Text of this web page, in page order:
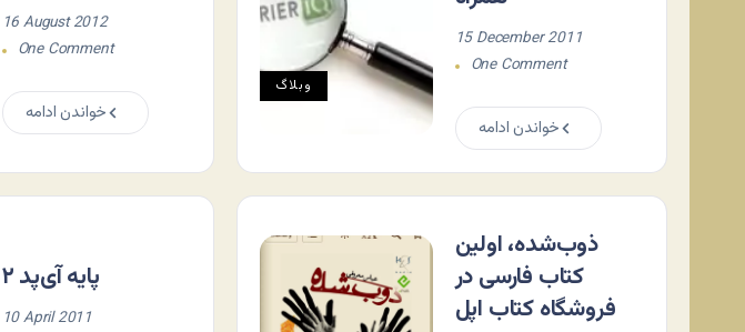
16 August 2012
One Comment
خواندن ادامه
وبلاگ
15 December 2011
One Comment
خواندن ادامه
پایه آی‌پد ۲
10 April 2011
ذوب‌شده، اولین
کتاب فارسی در
فروشگاه کتاب اپل